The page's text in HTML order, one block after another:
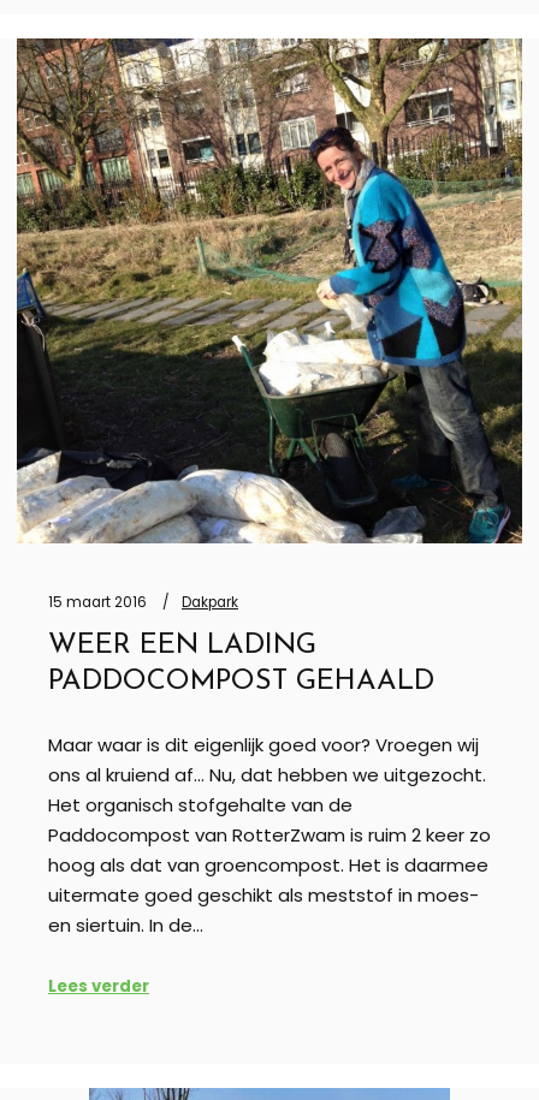
15 maart 2016 Dakpark
WEER EEN LADING
PADDOCOMPOST GEHAALD
Maar waar is dit eigenlijk goed voor? Vroegen wij
ons al kruiend af… Nu, dat hebben we uitgezocht.
Het organisch stofgehalte van de
Paddocompost van RotterZwam is ruim 2 keer zo
hoog als dat van groencompost. Het is daarmee
uitermate goed geschikt als meststof in moes-
en siertuin. In de…
Lees verder